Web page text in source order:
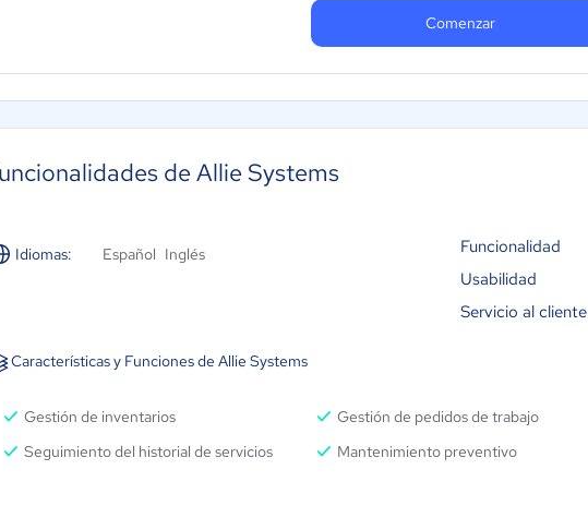
Comenzar
de Allie Systems
Idiomas: Español Inglés Funcionalidad
Usabilidad
Servicio al cliente
Características y Funciones de Allie Systems
Gestión de inventarios Gestión de pedidos de trabajo
Seguimiento del historial de servicios
Mantenimiento preventivo